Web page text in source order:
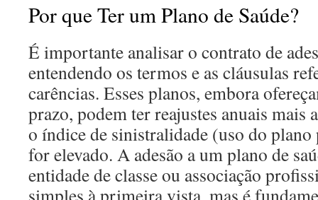
Por que Ter um Plano de Saúde?
É importante analisar o contrato de
entendendo os termos e as cláusulas
carências. Esses planos, embora
prazo, podem ter reajustes anuais mais
o índice de sinistralidade (uso do
for elevado. A adesão a um plano de
entidade de classe ou associação
simples à primeira vista, mas é